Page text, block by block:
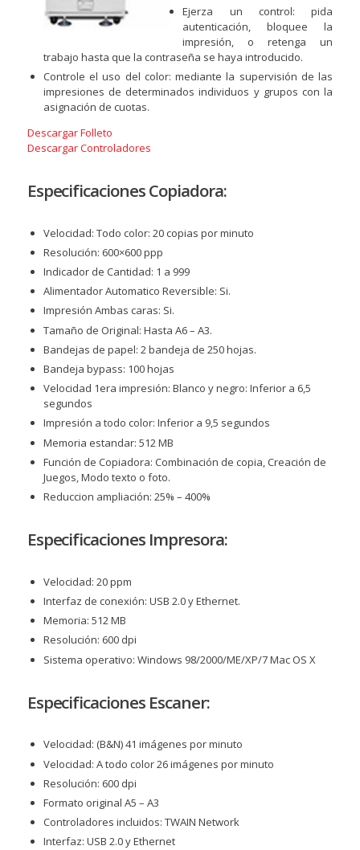
Ejerza un control: pida
autenticación, bloquee la
impresión, o retenga un
trabajo hasta que la contraseña se haya introducido.
Controle el uso del color: mediante la supervisión de las
impresiones de determinados individuos y grupos con la
asignación de cuotas.
Descargar Folleto
Descargar Controladores
Especificaciones Copiadora:
Velocidad: Todo color: 20 copias por minuto
Resolución: 600×600 ppp
Indicador de Cantidad: 1 a 999
Alimentador Automatico Reversible: Si.
Impresión Ambas caras: Si.
Tamaño de Original: Hasta A6 – A3.
Bandejas de papel: 2 bandeja de 250 hojas.
Bandeja bypass: 100 hojas
Velocidad 1era impresión: Blanco y negro: Inferior a 6,5
segundos
Impresión a todo color: Inferior a 9,5 segundos
Memoria estandar: 512 MB
Función de Copiadora: Combinación de copia, Creación de
Juegos, Modo texto o foto.
Reduccion ampliación: 25% – 400%
Especificaciones Impresora:
Velocidad: 20 ppm
Interfaz de conexión: USB 2.0 y Ethernet.
Memoria: 512 MB
Resolución: 600 dpi
Sistema operativo: Windows 98/2000/ME/XP/7 Mac OS X
Especificaciones Escaner:
Velocidad: (B&N) 41 imágenes por minuto
Velocidad: A todo color 26 imágenes por minuto
Resolución: 600 dpi
Formato original A5 – A3
Controladores incluidos: TWAIN Network
Interfaz: USB 2.0 y Ethernet